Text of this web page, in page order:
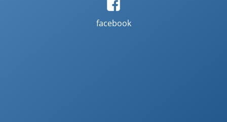
facebook